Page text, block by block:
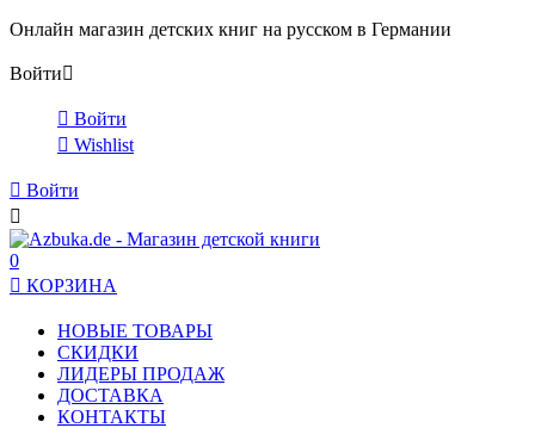
Онлайн магазин детских книг на русском в Германии
Войти
 Войти
 Wishlist
 Войти

0
 КОРЗИНА
НОВЫЕ ТОВАРЫ
СКИДКИ
ЛИДЕРЫ ПРОДАЖ
ДОСТАВКА
КОНТАКТЫ